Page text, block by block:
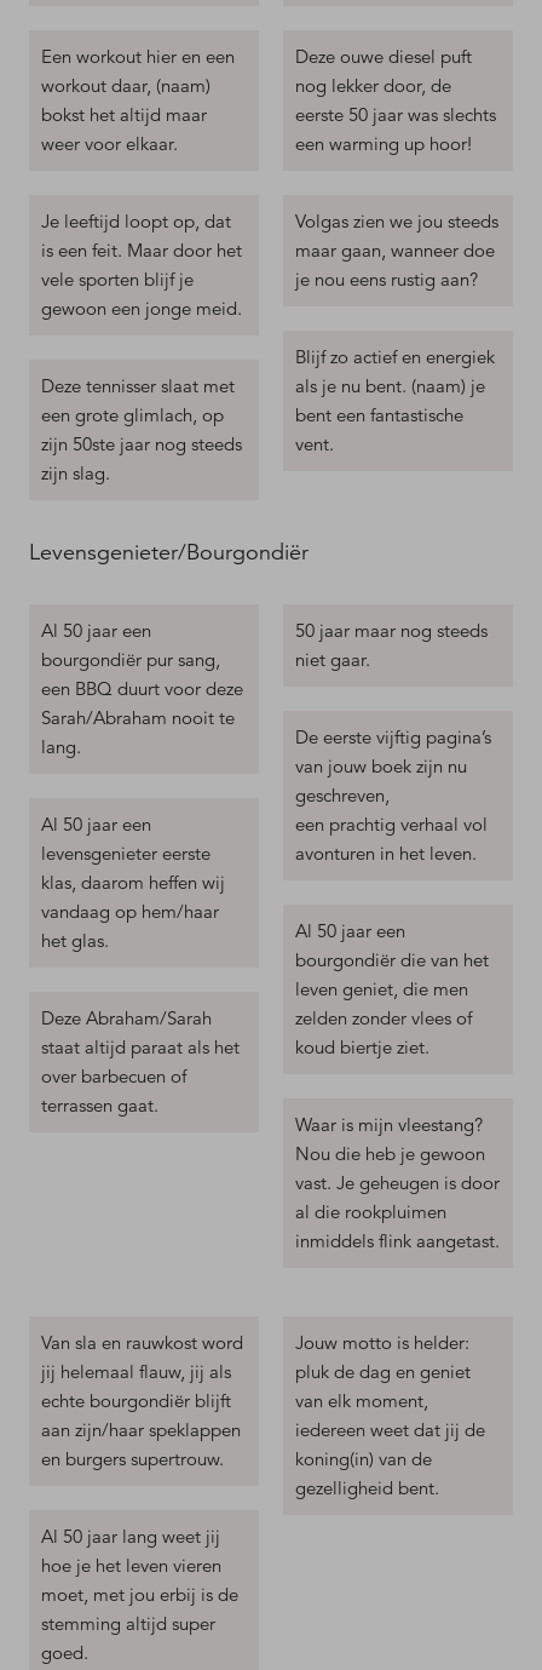
Een workout hier en een
workout daar, (naam)
bokst het altijd maar
weer voor elkaar.
Je leeftijd loopt op, dat
is een feit. Maar door het
vele sporten blijf je
gewoon een jonge meid.
Deze tennisser slaat met
een grote glimlach, op
zijn 50ste jaar nog steeds
zijn slag.
Deze ouwe diesel puft
nog lekker door, de
eerste 50 jaar was slechts
een warming up hoor!
Volgas zien we jou steeds
maar gaan, wanneer doe
je nou eens rustig aan?
Blijf zo actief en energiek
als je nu bent. (naam) je
bent een fantastische
vent.
Levensgenieter/Bourgondiër
Al 50 jaar een
bourgondiër pur sang,
een BBQ duurt voor deze
Sarah/Abraham nooit te
lang.
Al 50 jaar een
levensgenieter eerste
klas, daarom heffen wij
vandaag op hem/haar
het glas.
Deze Abraham/Sarah
staat altijd paraat als het
over barbecuen of
terrassen gaat.
50 jaar maar nog steeds
niet gaar.
De eerste vijftig pagina’s
van jouw boek zijn nu
geschreven,
een prachtig verhaal vol
avonturen in het leven.
Al 50 jaar een
bourgondiër die van het
leven geniet, die men
zelden zonder vlees of
koud biertje ziet.
Waar is mijn vleestang?
Nou die heb je gewoon
vast. Je geheugen is door
al die rookpluimen
inmiddels flink aangetast.
Van sla en rauwkost word
jij helemaal flauw, jij als
echte bourgondiër blijft
aan zijn/haar speklappen
en burgers supertrouw.
Al 50 jaar lang weet jij
hoe je het leven vieren
moet, met jou erbij is de
stemming altijd super
goed.
Jouw motto is helder:
pluk de dag en geniet
van elk moment,
iedereen weet dat jij de
koning(in) van de
gezelligheid bent.